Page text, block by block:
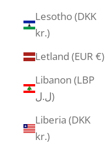
Lesotho (DKK
kr.)
Letland (EUR €)
Libanon (LBP
ل.ل)
Liberia (DKK
kr.)